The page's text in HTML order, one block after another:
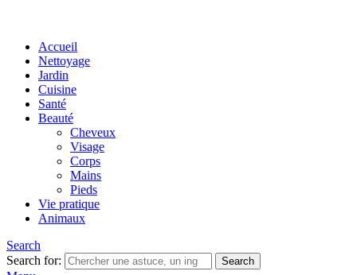
Accueil
Nettoyage
Jardin
Cuisine
Santé
Beauté
Cheveux
Visage
Corps
Mains
Pieds
Vie pratique
Animaux
Search
Search for:
Search